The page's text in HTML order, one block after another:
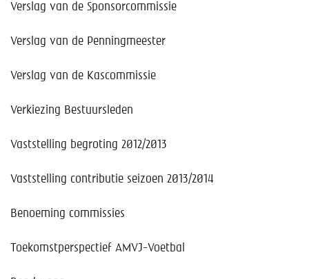
Contact
Verslag van de Sponsorcommissie
Verslag van de Penningmeester
Verslag van de Kascommissie
Verkiezing Bestuursleden
Vaststelling begroting 2012/2013
Vaststelling contributie seizoen 2013/2014
Benoeming commissies
Toekomstperspectief AMVJ-Voetbal